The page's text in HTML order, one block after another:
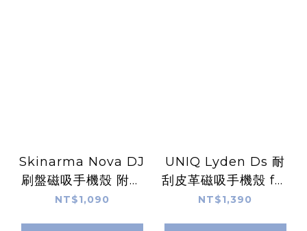
Skinarma Nova DJ
刷盤磁吸手機殼 附掛
繩環 for iPhone 16
NT$1,090
UNIQ Lyden Ds 耐
刮皮革磁吸手機殼 for
iPhone 16
NT$1,390